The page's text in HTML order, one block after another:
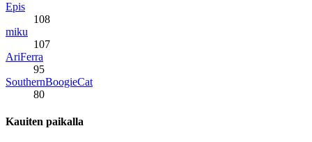
Epis
108
miku
107
AriFerra
95
SouthernBoogieCat
80
Kauiten paikalla